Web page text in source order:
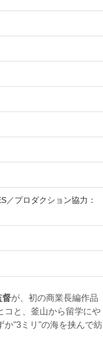
／プロダクション協力：
督が、初の商業長編作品
コと、釜山から留学にや
か"3ミリ"の海を挟んで紡